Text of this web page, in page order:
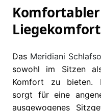
Liegekomfort
Das Meridiani
sowohl im Sitzen
Komfort zu bieten.
sorgt für eine
ausgewogenes